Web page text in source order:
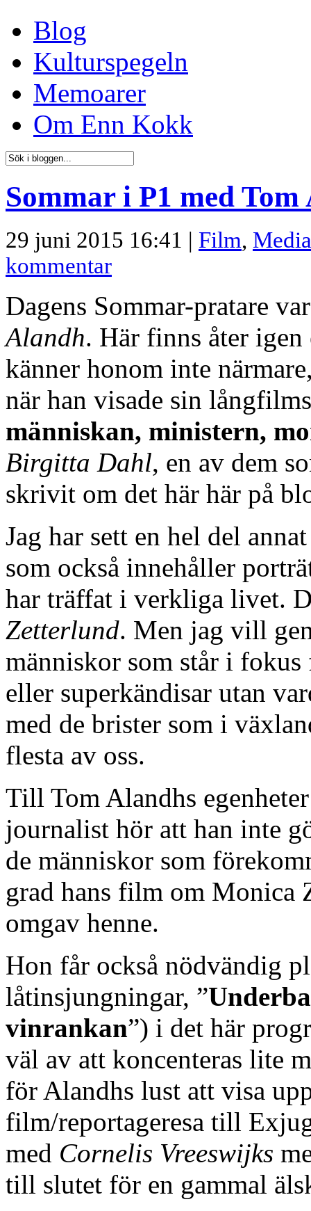
Blog
Kulturspegeln
Memoarer
Om Enn Kokk
Sommar i P1 med
29 juni 2015 16:41 | Film, Media
kommentar
Dagens Sommar-pratare
Alandh. Här finns åter
känner honom inte
när han visade sin
människan, ministern,
Birgitta Dahl, en av dem
skrivit om det här här på
Jag har sett en hel del
som också innehåller
har träffat i verkliga livet.
Zetterlund. Men jag vill
människor som står i
eller superkändisar utan
med de brister som i
flesta av oss.
Till Tom Alandhs
journalist hör att han inte
de människor som
grad hans film om Monica
omgav henne.
Hon får också nödvändig
låtinsjungningar, ”
vinrankan”) i det här
väl av att koncenteras lite
för Alandhs lust att visa
film/reportageresa till
med Cornelis Vreeswijks
till slutet för en gammal